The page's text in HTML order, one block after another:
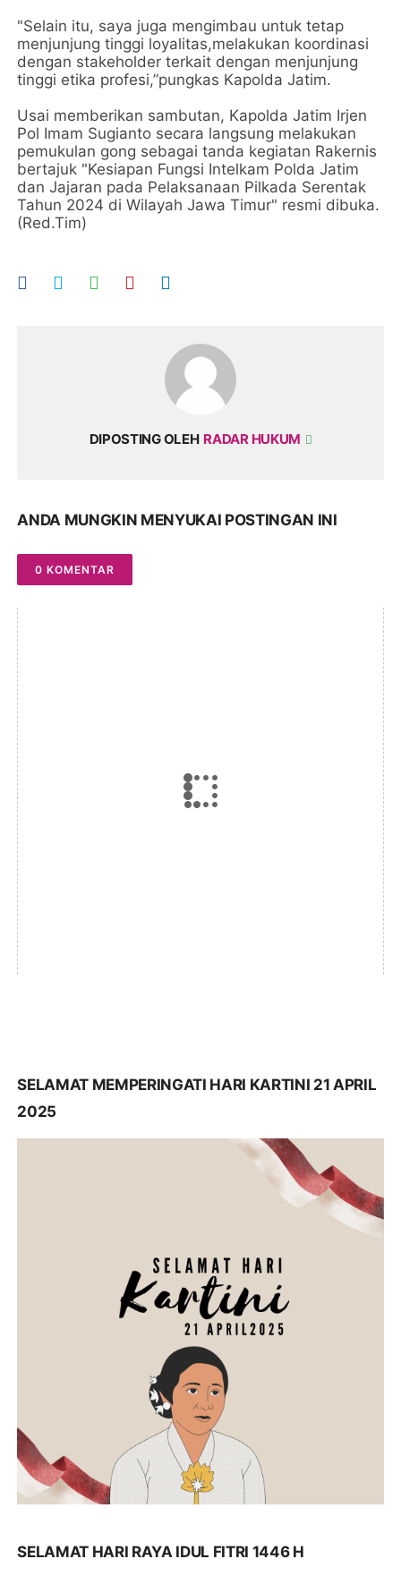
"Selain itu, saya juga mengimbau untuk tetap
menjunjung tinggi loyalitas,melakukan koordinasi
dengan stakeholder terkait dengan menjunjung
tinggi etika profesi,”pungkas Kapolda Jatim.
Usai memberikan sambutan, Kapolda Jatim Irjen
Pol Imam Sugianto secara langsung melakukan
pemukulan gong sebagai tanda kegiatan Rakernis
bertajuk "Kesiapan Fungsi Intelkam Polda Jatim
dan Jajaran pada Pelaksanaan Pilkada Serentak
Tahun 2024 di Wilayah Jawa Timur" resmi dibuka.
(Red.Tim)
DIPOSTING OLEH RADAR HUKUM
ANDA MUNGKIN MENYUKAI POSTINGAN INI
0 KOMENTAR
SELAMAT MEMPERINGATI HARI KARTINI 21 APRIL
2025
SELAMAT HARI RAYA IDUL FITRI 1446 H